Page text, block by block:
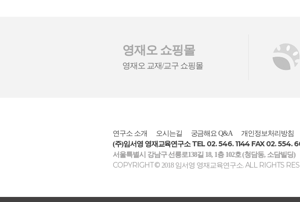
영재오 쇼핑몰
영재오 교재/교구 쇼핑몰
연구소 소개 오시는길 궁금해요 Q&A
개인정보처리방침
(주)임서영 영재교육연구소 TEL 02. 546. 1144 FAX 02. 554.
서울특별시 강남구 선릉로138길 18, 1층 102호 (청담동, 소담빌딩)
COPYRIGHT ©2018 임서영 영재교육연구소. ALL RIGHTS